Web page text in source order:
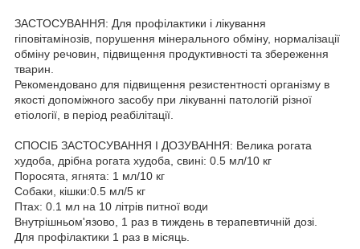
ЗАСТОСУВАННЯ: Для профілактики і лікування
гіповітамінозів, порушення мінерального обміну, нормалізації
обміну речовин, підвищення продуктивності та збереження
тварин.
Рекомендовано для підвищення резистентності організму в
якості допоміжного засобу при лікуванні патологій різної
етіології, в період реабілітації.
СПОСІБ ЗАСТОСУВАННЯ І ДОЗУВАННЯ: Велика рогата
худоба, дрібна рогата худоба, свині: 0.5 мл/10 кг
Поросята, ягнята: 1 мл/10 кг
Собаки, кішки:0.5 мл/5 кг
Птах: 0.1 мл на 10 літрів питної води
Внутрішньом'язово, 1 раз в тиждень в терапевтичній дозі.
Для профілактики 1 раз в місяць.